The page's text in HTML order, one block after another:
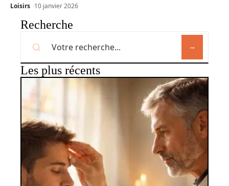
Loisirs 10 janvier 2026
Recherche
Les plus récents